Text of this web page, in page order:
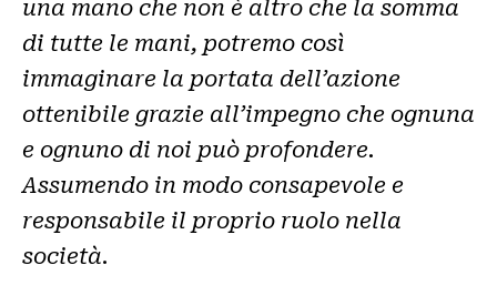
una mano che non è altro che la somma
di tutte le mani, potremo così
immaginare la portata dell’azione
ottenibile grazie all’impegno che ognuna
e ognuno di noi può profondere.
Assumendo in modo consapevole e
responsabile il proprio ruolo nella
società.